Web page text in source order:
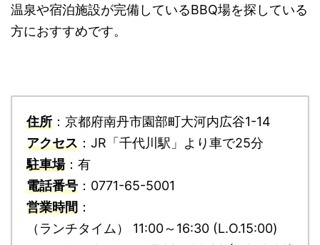
温泉や宿泊施設が完備しているBBQ場を探している
方におすすめです。
住所 ：京都府南丹市園部町大河内広谷1-14
アクセス ：JR「千代川駅」より車で25分
駐車場：有
電話番号 ：0771-65-5001
営業時間 ：
（ランチタイム） 11:00～16:30 (L.O.15:00)